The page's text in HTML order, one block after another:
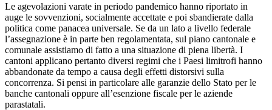
Le agevolazioni varate in periodo pandemico hanno riportato in
auge le sovvenzioni, socialmente accettate e poi sbandierate dalla
politica come panacea universale. Se da un lato a livello federale
l’assegnazione è in parte ben regolamentata, sul piano cantonale e
comunale assistiamo di fatto a una situazione di piena libertà. I
cantoni applicano pertanto diversi regimi che i Paesi limitrofi hanno
abbandonate da tempo a causa degli effetti distorsivi sulla
concorrenza. Si pensi in particolare alle garanzie dello Stato per le
banche cantonali oppure all’esenzione fiscale per le aziende
parastatali.